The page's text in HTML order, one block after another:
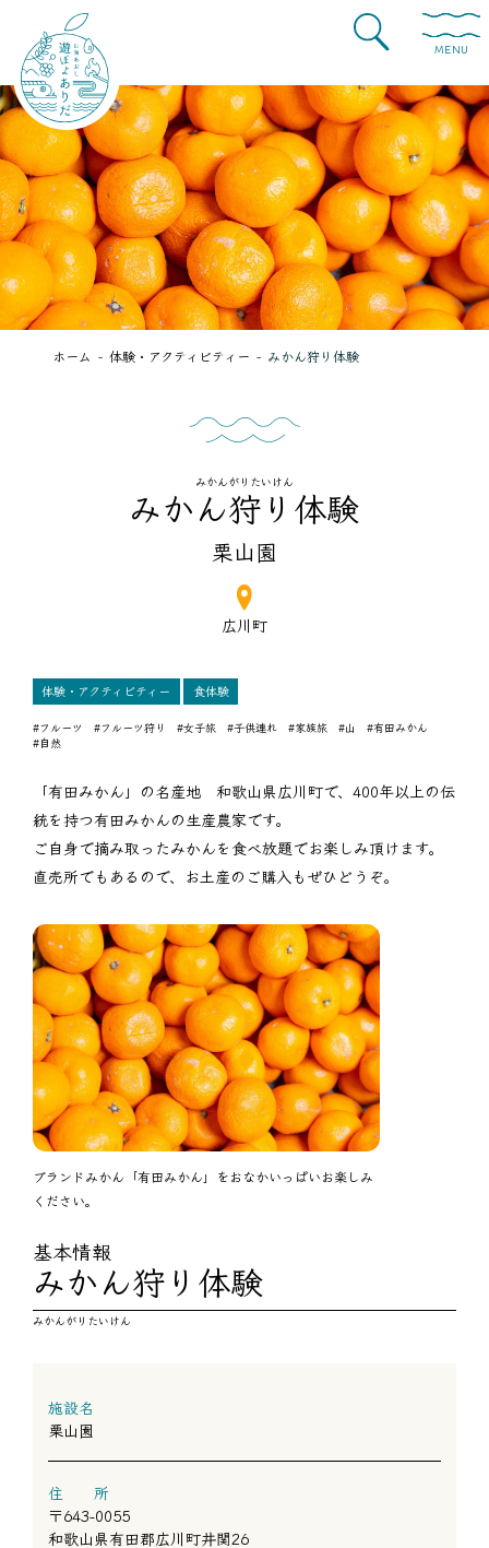
MENU
ホーム 体験・アクティビティー みかん狩り体験
みかんがりたいけん
みかん狩り体験
栗山園
広川町
体験・アクティビティー 食体験
#フルーツ #フルーツ狩り #女子旅 #子供連れ #家族旅 #山
#有田みかん
#自然
「有田みかん」の名産地 和歌山県広川町で、400年以上の伝
統を持つ有田みかんの生産農家です。
ご自身で摘み取ったみかんを食べ放題でお楽しみ頂けます。
直売所でもあるので、お土産のご購入もぜひどうぞ。
ブランドみかん「有田みかん」をおなかいっぱいお楽しみ
ください。
基本情報
みかん狩り体験
みかんがりたいけん
施設名
栗山園
住 所
〒643-0055
和歌山県有田郡広川町井関26